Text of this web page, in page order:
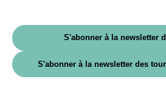
S'abonner à la newsletter
S'abonner à la newsletter des